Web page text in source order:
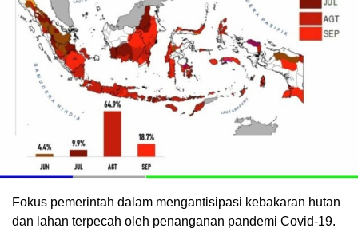
Fokus pemerintah dalam mengantisipasi kebakaran hutan
dan lahan terpecah oleh penanganan pandemi Covid-19.